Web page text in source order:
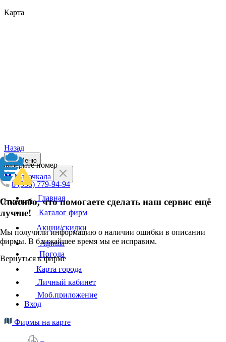
Карта
Назад
Выберите номер
8 (938) 779-94-94
Отменить
Спасибо, что помогаете сделать наш сервис ещё
лучше!
Мы получили информацию о наличии ошибки в описании
фирмы. В ближайшее время мы ее исправим.
Вернуться к фирме
Меню
Махачкала
Главная
Каталог фирм
Акции/скидки
Афиша
Погода
Карта города
Личный кабинет
Моб.приложение
Вход
Фирмы на карте